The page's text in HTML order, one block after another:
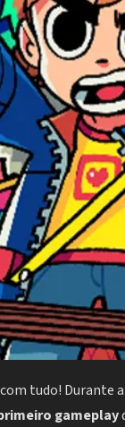
tudo! Durante a
gameplay